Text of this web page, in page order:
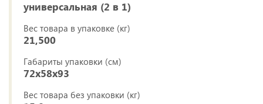
универсальная (2 в 1)
Вес товара в упаковке (кг)
21,500
Габариты упаковки (см)
72x58x93
Вес товара без упаковки (кг)